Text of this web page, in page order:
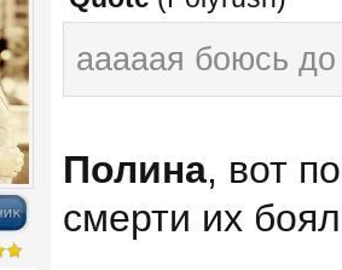
ааааая боюсь
Полина, вот
смерти их